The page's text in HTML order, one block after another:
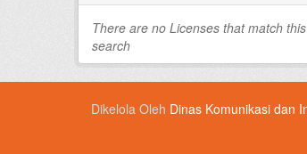
There are no Licenses that match this
search
Dikelola Oleh Dinas Komunikasi dan